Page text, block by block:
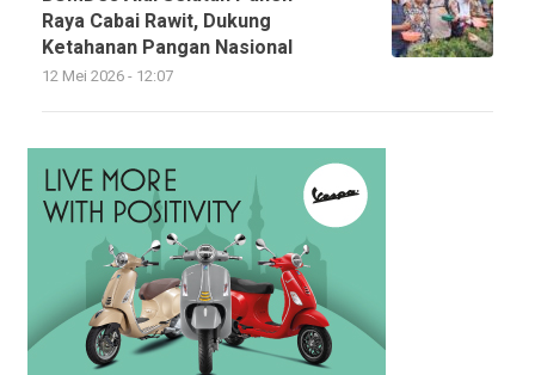
Raya Cabai Rawit, Dukung
Ketahanan Pangan Nasional
12 Mei 2026 - 12:07